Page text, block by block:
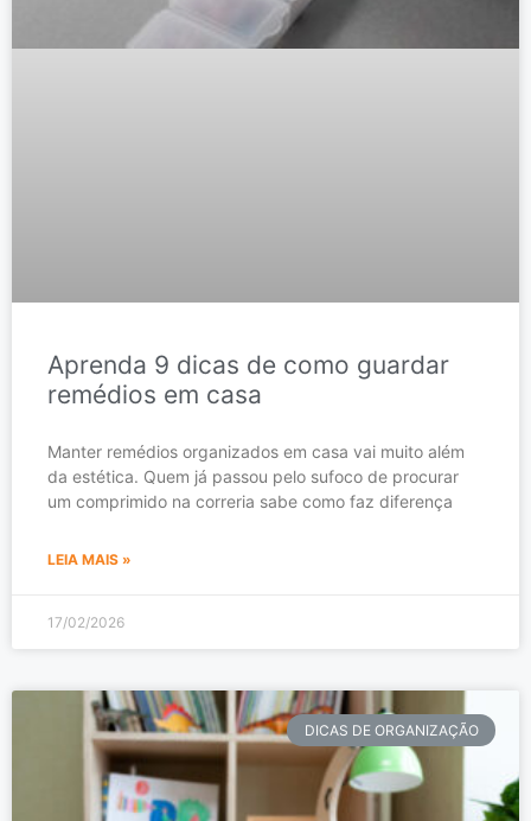
Aprenda 9 dicas de como guardar
remédios em casa
Manter remédios organizados em casa vai muito além
da estética. Quem já passou pelo sufoco de procurar
um comprimido na correria sabe como faz diferença
LEIA MAIS »
17/02/2026
DICAS DE ORGANIZAÇÃO